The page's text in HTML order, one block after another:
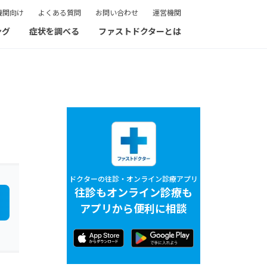
関向け よくある質問 お問い合わせ 運営機関
症状を調べる ファストドクターとは
ドクターの往診・オンライン診療アプリ
往診もオンライン診療も
アプリから便利に相談